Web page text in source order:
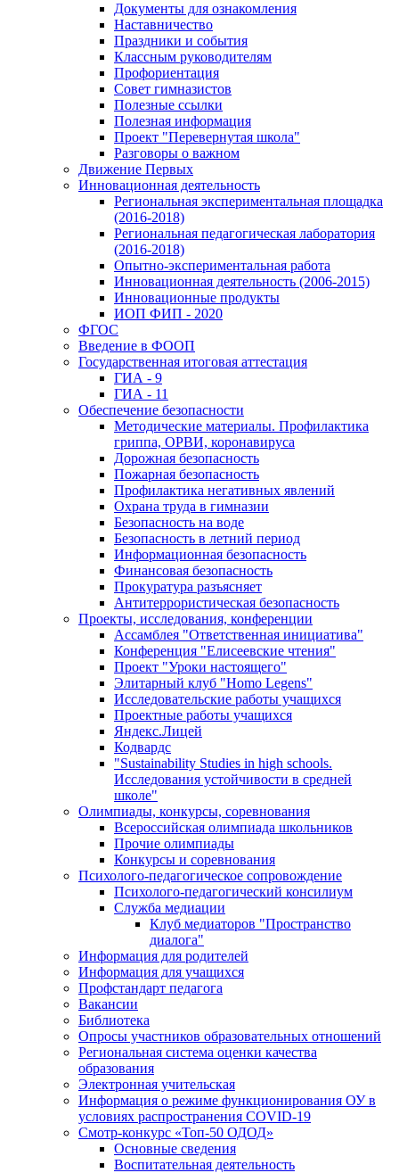
Документы для ознакомления
Наставничество
Праздники и события
Классным руководителям
Профориентация
Совет гимназистов
Полезные ссылки
Полезная информация
Проект "Перевернутая школа"
Разговоры о важном
Движение Первых
Инновационная деятельность
Региональная экспериментальная площадка
(2016-2018)
Региональная педагогическая лаборатория
(2016-2018)
Опытно-экспериментальная работа
Инновационная деятельность (2006-2015)
Инновационные продукты
ИОП ФИП - 2020
ФГОС
Введение в ФООП
Государственная итоговая аттестация
ГИА - 9
ГИА - 11
Обеспечение безопасности
Методические материалы. Профилактика
гриппа, ОРВИ, коронавируса
Дорожная безопасность
Пожарная безопасность
Профилактика негативных явлений
Охрана труда в гимназии
Безопасность на воде
Безопасность в летний период
Информационная безопасность
Финансовая безопасность
Прокуратура разъясняет
Антитеррористическая безопасность
Проекты, исследования, конференции
Ассамблея "Ответственная инициатива"
Конференция "Елисеевские чтения"
Проект "Уроки настоящего"
Элитарный клуб "Homo Legens"
Исследовательские работы учащихся
Проектные работы учащихся
Яндекс.Лицей
Кодвардс
"Sustainability Studies in high schools.
Исследования устойчивости в средней
школе"
Олимпиады, конкурсы, соревнования
Всероссийская олимпиада школьников
Прочие олимпиады
Конкурсы и соревнования
Психолого-педагогическое сопровождение
Психолого-педагогический консилиум
Служба медиации
Клуб медиаторов "Пространство
диалога"
Информация для родителей
Информация для учащихся
Профстандарт педагога
Вакансии
Библиотека
Опросы участников образовательных отношений
Региональная система оценки качества
образования
Электронная учительская
Информация о режиме функционирования ОУ в
условиях распространения COVID-19
Смотр-конкурс «Топ-50 ОДОД»
Основные сведения
Воспитательная деятельность